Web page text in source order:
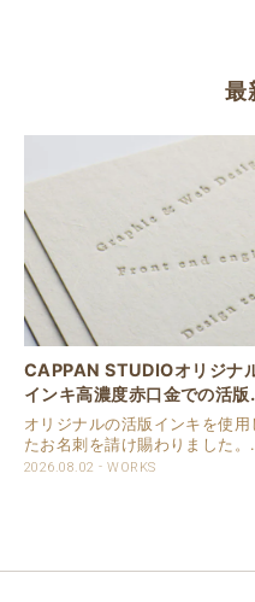
最
CAPPAN STUDIOオリジナ
インキ高濃度赤口金での活版
刺
オリジナルの活版インキを使用
たお名刺を請け賜わりました。
用紙は新バフン紙Nのきぬを使用
2026.08.02 WORKS